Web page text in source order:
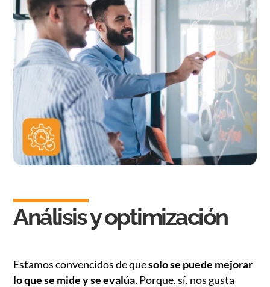
Análisis y optimización
Estamos convencidos de quesolo se puede mejorar
lo que se mide y se evalúa. Porque, sí, nos gusta